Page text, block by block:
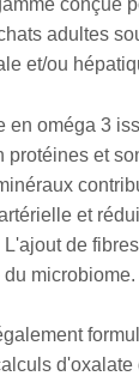
conçue
adultes
et/ou
en oméga 3
protéines et
et
de
microbiome.